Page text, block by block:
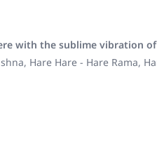
with the sublime vibration
Hare Hare - Hare Rama,